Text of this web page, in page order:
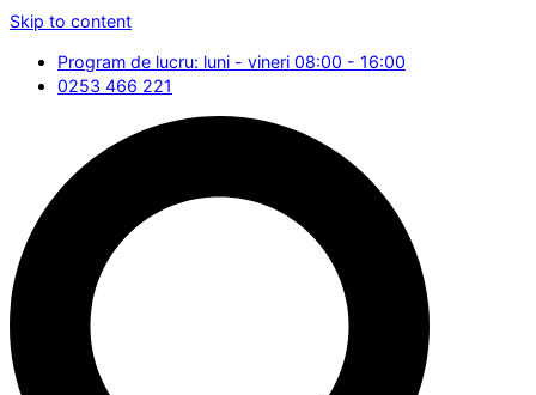
Skip to content
Program de lucru: luni - vineri 08:00 - 16:00
0253 466 221